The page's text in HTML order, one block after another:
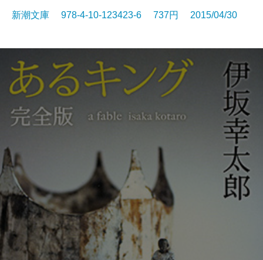
新潮文庫 978-4-10-123423-6 737円 2015/04/30